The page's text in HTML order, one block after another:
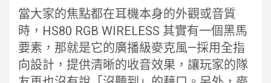
當大家的焦點都在耳機本身的外觀或音質
時，HS80 RGB WIRELESS 其實有一個黑馬
要素，那就是它的廣播級麥克風—採用全指
向設計，提供清晰的收音效果，讓玩家的隊